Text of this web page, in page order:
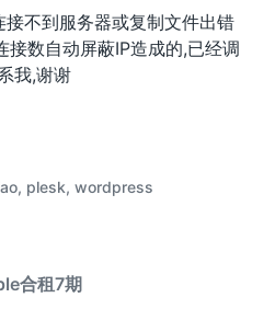
不到服务器或复制文件出错
接数自动屏蔽IP造成的,已经调
我,谢谢
, plesk, wordpress
合租7期